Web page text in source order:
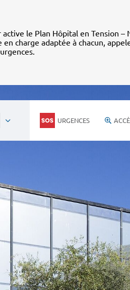
le Plan Hôpital en Tension –
charge adaptée à chacun,
URGENCES